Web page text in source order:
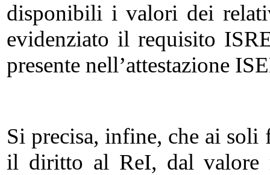
disponibili i valori dei
evidenziato il requisito
presente nell’attestazione
Si precisa, infine, che ai
il diritto al ReI, dal valore